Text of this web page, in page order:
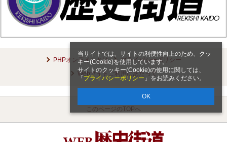
当サイトでは、サイトの利便性向上のため、クッ
キー(Cookie)を使用しています。
サイトのクッキー(Cookie)の使用に関しては、
「 プライバシーポリシー 」をお読みください。
OK
PHPオンラインとは
プライバシーポリシー
Webサイトご利用にあたって
このページのTOPへ